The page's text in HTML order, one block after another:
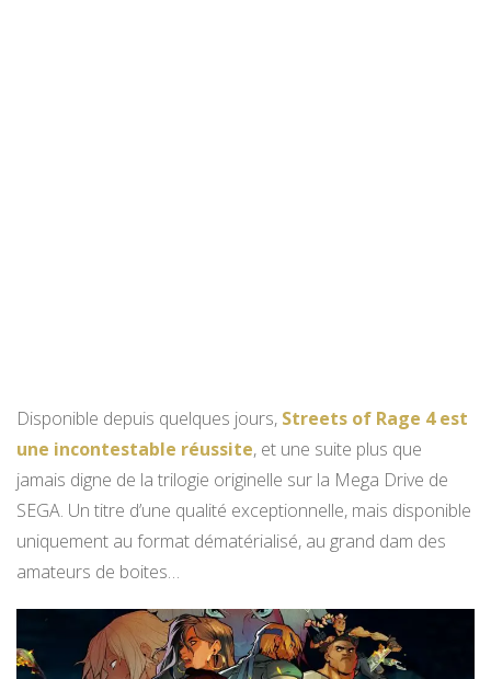
Disponible depuis quelques jours, Streets of Rage 4 est
une incontestable réussite, et une suite plus que
jamais digne de la trilogie originelle sur la Mega Drive de
SEGA. Un titre d’une qualité exceptionnelle, mais disponible
uniquement au format dématérialisé, au grand dam des
amateurs de boites…